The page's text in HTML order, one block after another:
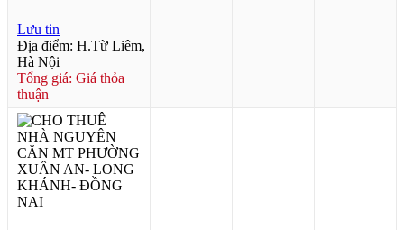
Lưu tin
Địa điểm: H.Từ Liêm,
Hà Nội
Tổng giá: Giá thỏa
thuận